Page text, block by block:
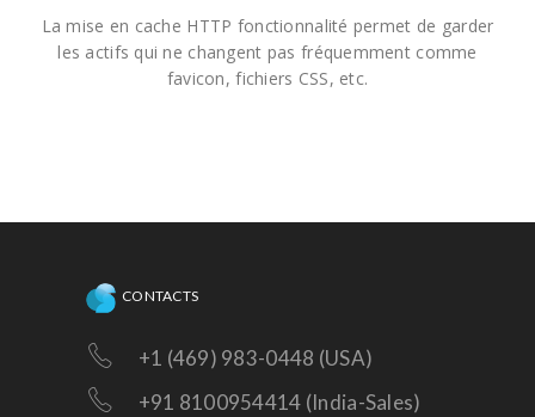
La mise en cache HTTP fonctionnalité permet de garder
les actifs qui ne changent pas fréquemment comme
favicon, fichiers CSS, etc.
CONTACTS
+1 (469) 983-0448 (USA)
+91 8100954414 (India-Sales)